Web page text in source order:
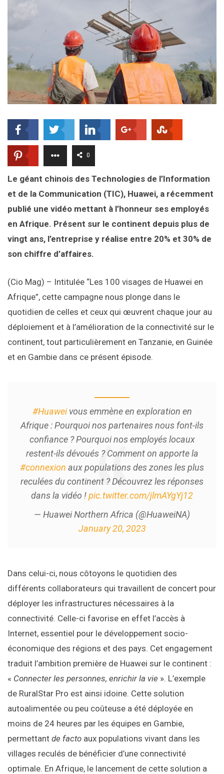
0
Le géant chinois des Technologies de l’Information
et de la Communication (TIC), Huawei, a récemment
publié une vidéo mettant à l’honneur ses employés
en Afrique. Présent sur le continent depuis plus de
vingt ans, l’entreprise y réalise entre 20% et 30% de
son chiffre d’affaires.
(Cio Mag) – Intitulée “Les 100 visages de Huawei en
Afrique”, cette campagne nous plonge dans le
quotidien de celles et ceux qui œuvrent chaque jour au
déploiement et à l’amélioration de la connectivité sur le
continent, tout particulièrement en Tanzanie, en Guinée
et en Gambie dans ce présent épisode.
#Huaweivous emmène en exploration en
Afrique : Pourquoi nos partenaires nous font-ils
confiance ? Pourquoi nos employés locaux
restent-ils dévoués ? Comment on apporte la
#connexion aux populations des zones les plus
reculées du continent ? Découvrez les réponses
dans la vidéo !pic.twitter.com/jlmAYgYj12
— Huawei Northern Africa (@HuaweiNA)
January 20, 2023
Dans celui-ci, nous côtoyons le quotidien des
différents collaborateurs qui travaillent de concert pour
déployer les infrastructures nécessaires à la
connectivité. Celle-ci favorise en effet l’accès à
Internet, essentiel pour le développement socio-
économique des régions et des pays. Cet engagement
traduit l’ambition première de Huawei sur le continent :
« Connecter les personnes, enrichir la vie ». L’exemple
de RuralStar Pro est ainsi idoine. Cette solution
autoalimentée ou peu coûteuse a été déployée en
moins de 24 heures par les équipes en Gambie,
permettant de facto aux populations vivant dans les
villages reculés de bénéficier d’une connectivité
optimale. En Afrique, le lancement de cette solution a